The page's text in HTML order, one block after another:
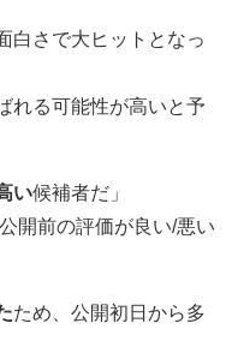
白さで大ヒットとなっ
れる可能性が高いと予
い候補者だ」
開前の評価が良い/悪い
ため、公開初日から多